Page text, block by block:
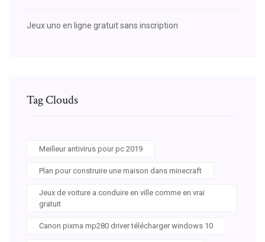
Jeux uno en ligne gratuit sans inscription
Tag Clouds
Meilleur antivirus pour pc 2019
Plan pour construire une maison dans minecraft
Jeux de voiture a conduire en ville comme en vrai
gratuit
Canon pixma mp280 driver télécharger windows 10